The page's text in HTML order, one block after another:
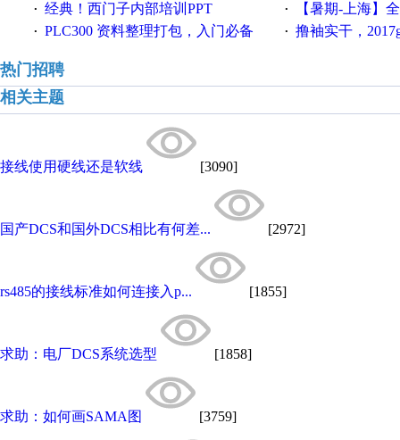
· 经典！西门子内部培训PPT · 【暑期-上海】全国工业
· PLC300 资料整理打包，入门必备 · 撸袖实干，2017gongkong®第
热门招聘
相关主题
接线使用硬线还是软线 [3090]
国产DCS和国外DCS相比有何差... [2972]
rs485的接线标准如何连接入p... [1855]
求助：电厂DCS系统选型 [1858]
求助：如何画SAMA图 [3759]